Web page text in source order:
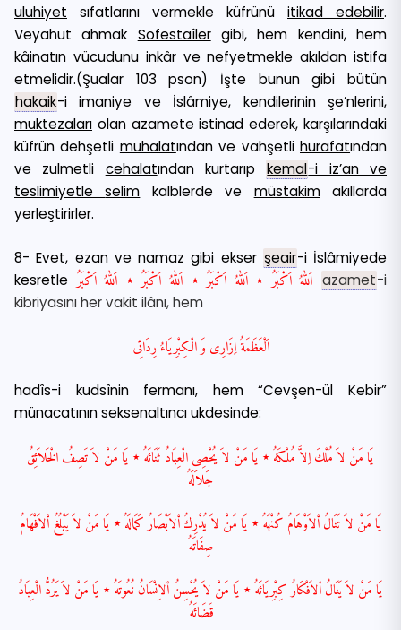
uluhiyet sıfatlarını vermekle küfrünü itikad edebilir.
Veyahut ahmak Sofestaîlergibi, hem kendini, hem
kâinatın vücudunu inkâr ve nefyetmekle akıldan istifa
etmelidir.(Şualar 103 pson) İşte bunun gibi bütün
hakaik-i imaniye ve İslâmiye, kendilerininşe’nlerini,
muktezaları olan azamete istinad ederek, karşılarındaki
küfrün dehşetli muhalatından ve vahşetlihurafatından
ve zulmetli cehalatından kurtarıp kemal-i iz’an ve
teslimiyetleselim kalblerde ve müstakimakıllarda
yerleştirirler.
8-Evet, ezan ve namaz gibi ekser şeair-i İslâmiyede
kesretle اَللّٰهُ اَكْبَرُ ٭ اَللّٰهُ اَكْبَرُ ٭ اَللّٰهُ اَكْبَرُ ٭ اَللّٰهُ اَكْبَرُ azamet-i
kibriyasını her vakit ilânı, hem
اَلْعَظَمَةُ اِزَارِى وَ الْكِبْرِيَاءُ رِدَائِى
hadîs-i kudsînin fermanı, hem “Cevşen-ül Kebir”
münacatının seksenaltıncı ukdesinde:
يَا مَنْ لاَ مُلْكَ اِلاَّ مُلْكَهُ ٭ يَا مَنْ لاَ يُحْصِى الْعِبَادُ ثَنَائَهُ ٭ يَا مَنْ لاَ تَصِفُ الْخَلاَئِقُ
جَلاَلَهُ
يَا مَنْ لاَ تَنَالُ اْلاَوْهَامُ كُنْهَهُ ٭ يَا مَنْ لاَ يُدْرِكُ اْلاَبْصَارُ كَمَالَهُ ٭ يَا مَنْ لاَ يَبْلُغُ اْلاَفْهَامُ
صِفَاتَهُ
يَا مَنْ لاَ يَنَالُ اْلاَفْكَارُ كِبْرِيَائَهُ ٭ يَا مَنْ لاَ يُحْسِنُ اْلاِنْسَانُ نُعُوتَهُ ٭ يَا مَنْ لاَ يَرُدُّ الْعِبَادُ
قَضَائَهُ